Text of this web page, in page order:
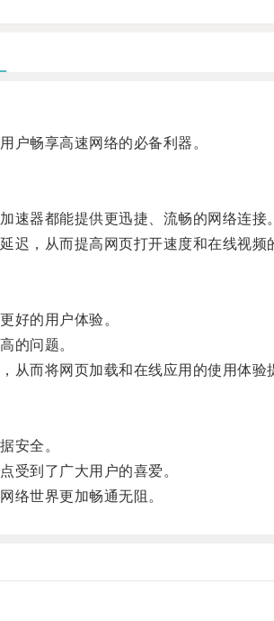
畅享高速网络的必备利器。
器都能提供更迅捷、流畅的网络连接。
，从而提高网页打开速度和在线视频
好的用户体验。
的问题。
而将网页加载和在线应用的使用体验
安全。
到了广大用户的喜爱。
世界更加畅通无阻。